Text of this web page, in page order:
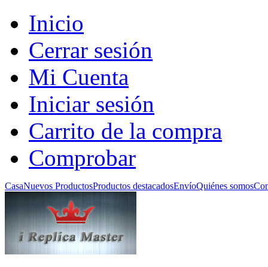
Inicio
Cerrar sesión
Mi Cuenta
Iniciar sesión
Carrito de la compra
Comprobar
CasaNuevos ProductosProductos destacadosEnvíoQuiénes somos